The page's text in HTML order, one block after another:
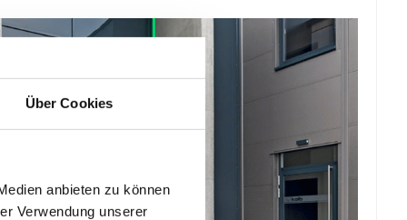
Über Cookies
anbieten zu können
Verwendung unserer